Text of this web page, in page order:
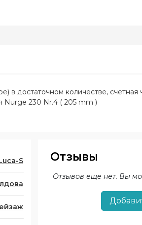
в достаточном количестве,
Nurge 230 Nr.4 ( 205 mm )
S Отзывы
Отзывов еще нет. Вы